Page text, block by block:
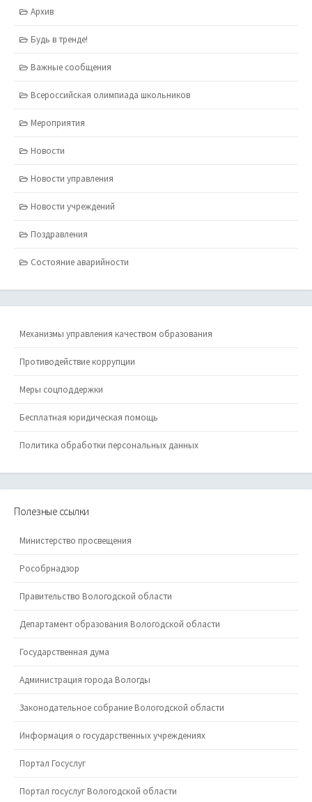
Архив
Будь в тренде!
Важные сообщения
Всероссийская олимпиада школьников
Мероприятия
Новости
Новости управления
Новости учреждений
Поздравления
Состояние аварийности
Механизмы управления качеством образования
Противодействие коррупции
Меры соцподдержки
Бесплатная юридическая помощь
Политика обработки персональных данных
Полезные ссылки
Министерство просвещения
Рособрнадзор
Правительство Вологодской области
Департамент образования Вологодской области
Государственная дума
Администрация города Вологды
Законодательное собрание Вологодской области
Информация о государственных учреждениях
Портал Госуслуг
Портал госуслуг Вологодской области